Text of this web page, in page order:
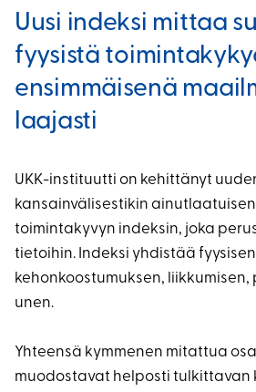
Uusi indeksi mittaa
fyysistä
ensimmäisenä
laajasti
UKK-instituutti on kehittänyt
kansainvälisestikin
toimintakyvyn indeksin, joka
tietoihin. Indeksi yhdistää
kehonkoostumuksen,
unen.
Yhteensä kymmenen mitattua
muodostavat helposti tulkittavan